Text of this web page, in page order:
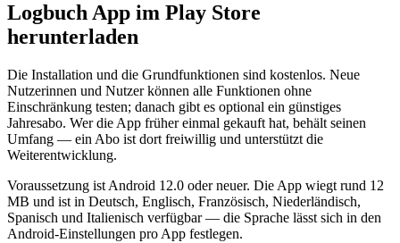
Logbuch App im Play Store
herunterladen
Die Installation und die Grundfunktionen sind kostenlos. Neue
Nutzerinnen und Nutzer können alle Funktionen ohne
Einschränkung testen; danach gibt es optional ein günstiges
Jahresabo. Wer die App früher einmal gekauft hat, behält seinen
Umfang — ein Abo ist dort freiwillig und unterstützt die
Weiterentwicklung.
Voraussetzung ist Android 12.0 oder neuer. Die App wiegt rund 12
MB und ist in Deutsch, Englisch, Französisch, Niederländisch,
Spanisch und Italienisch verfügbar — die Sprache lässt sich in den
Android-Einstellungen pro App festlegen.